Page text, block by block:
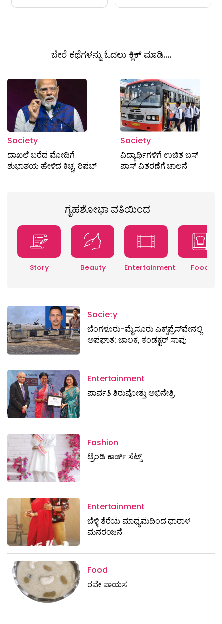
ಬೇರೆ ಕಥೆಗಳನ್ನು ಓದಲು ಕ್ಲಿಕ್ ಮಾಡಿ....
Society
ದಾಖಲೆ ಬರೆದ ಮೋದಿಗೆ
ಶುಭಾಶಯ ಹೇಳಿದ ಕಿಚ್ಚ, ರಿಷಬ್
Society
ವಿದ್ಯಾರ್ಥಿಗಳಿಗೆ ಉಚಿತ ಬಸ್
ಪಾಸ್ ವಿತರಣೆಗೆ ಚಾಲನೆ
ಗೃಹಶೋಭಾ ವತಿಯಿಂದ
Story Beauty Entertainment Food
Society
ಬೆಂಗಳೂರು-ಮೈಸೂರು ಎಕ್ಸ್​ಪ್ರೆಸ್‌ವೇನಲ್ಲಿ
ಅಪಘಾತ: ಚಾಲಕ, ಕಂಡಕ್ಟರ್ ಸಾವು
Entertainment
ಪಾರ್ವತಿ ತಿರುವೋತ್ತು ಅಭಿನೇತ್ರಿ
Fashion
ಟ್ರೆಂಡಿ ಕಾರ್ಡ್‌ ಸೆಟ್ಸ್
Entertainment
ಬೆಳ್ಳಿ ತೆರೆಯ ಮಾಧ್ಯಮದಿಂದ ಧಾರಾಳ
ಮನರಂಜನೆ
Food
ರವೇ ಪಾಯಸ